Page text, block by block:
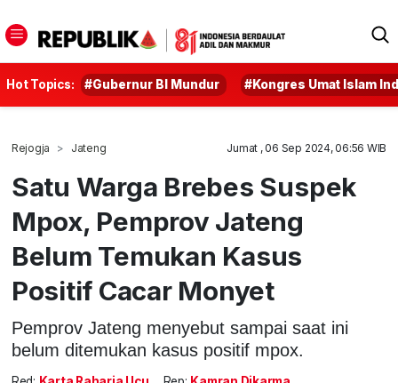
Hot Topics: #Gubernur BI Mundur #Kongres Umat Islam
Rejogja Jateng Jumat , 06 Sep 2024, 06:56 WIB
Satu Warga Brebes Suspek
Mpox, Pemprov Jateng
Belum Temukan Kasus
Positif Cacar Monyet
Pemprov Jateng menyebut sampai saat ini
belum ditemukan kasus positif mpox.